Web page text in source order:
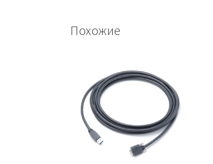
Похожие